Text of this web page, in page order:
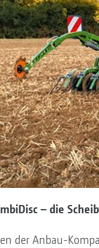
– die
der Anbau-